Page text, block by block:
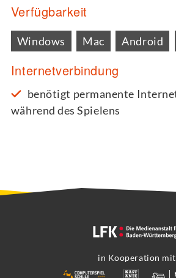
Verfügbarkeit
Windows Mac Android
Internetverbindung
benötigt permanente
während des Spielens
in Kooperation mit